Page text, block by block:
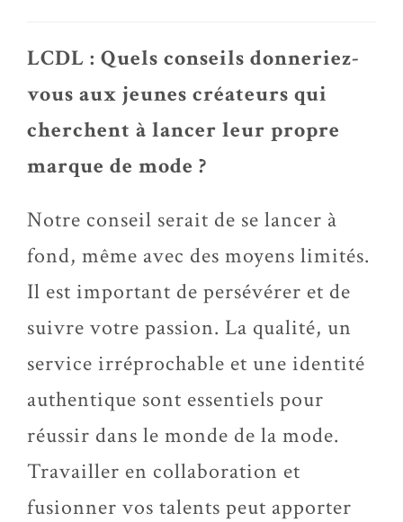
LCDL : Quels conseils donneriez-
vous aux jeunes créateurs qui
cherchent à lancer leur propre
marque de mode ?
Notre conseil serait de se lancer à
fond, même avec des moyens limités.
Il est important de persévérer et de
suivre votre passion. La qualité, un
service irréprochable et une identité
authentique sont essentiels pour
réussir dans le monde de la mode.
Travailler en collaboration et
fusionner vos talents peut apporter